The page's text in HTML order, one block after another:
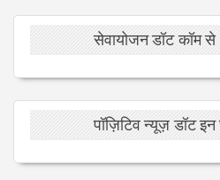
सेवायोजन डॉट कॉम से
पॉज़िटिव न्यूज़ डॉट